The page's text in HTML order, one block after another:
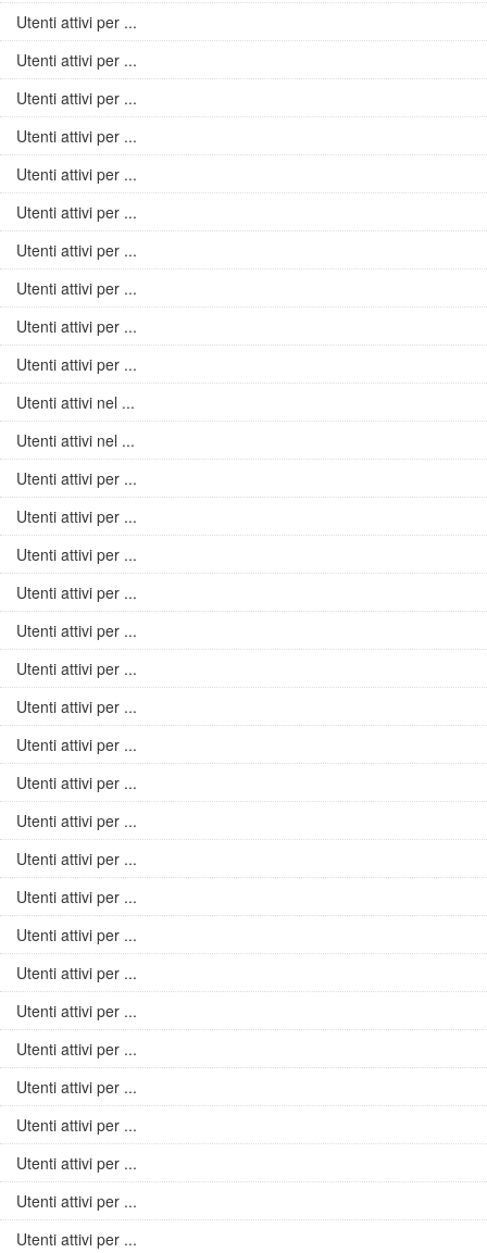
Utenti attivi per ...
Utenti attivi per ...
Utenti attivi per ...
Utenti attivi per ...
Utenti attivi per ...
Utenti attivi per ...
Utenti attivi per ...
Utenti attivi per ...
Utenti attivi per ...
Utenti attivi per ...
Utenti attivi nel ...
Utenti attivi nel ...
Utenti attivi per ...
Utenti attivi per ...
Utenti attivi per ...
Utenti attivi per ...
Utenti attivi per ...
Utenti attivi per ...
Utenti attivi per ...
Utenti attivi per ...
Utenti attivi per ...
Utenti attivi per ...
Utenti attivi per ...
Utenti attivi per ...
Utenti attivi per ...
Utenti attivi per ...
Utenti attivi per ...
Utenti attivi per ...
Utenti attivi per ...
Utenti attivi per ...
Utenti attivi per ...
Utenti attivi per ...
Utenti attivi per ...